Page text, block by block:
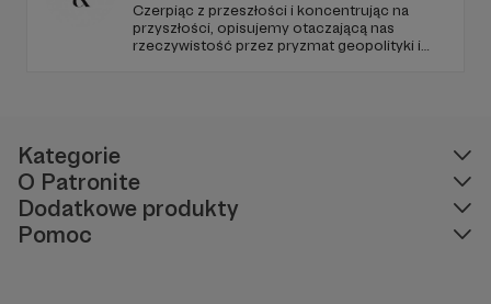
Czerpiąc z przeszłości i koncentrując na
przyszłości, opisujemy otaczającą nas
rzeczywistość przez pryzmat geopolityki i
Kategorie
O Patronite
Dodatkowe produkty
Pomoc